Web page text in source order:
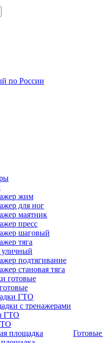
по России
жим
для ног
маятник
пресс
шаговый
тяга
уличный
подтягивание
становая тяга
ГТО
с тренажерами